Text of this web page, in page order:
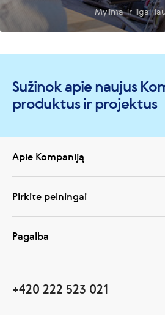
Mylima ir ilgai
Sužinok apie naujus
produktus ir projektus
Apie Kompaniją
Pirkite pelningai
Pagalba
+420 222 523 021